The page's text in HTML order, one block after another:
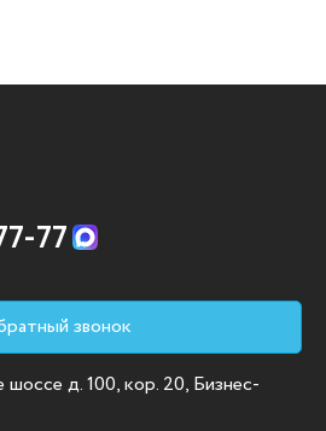
77
звонок
д. 100, кор. 20, Бизнес-